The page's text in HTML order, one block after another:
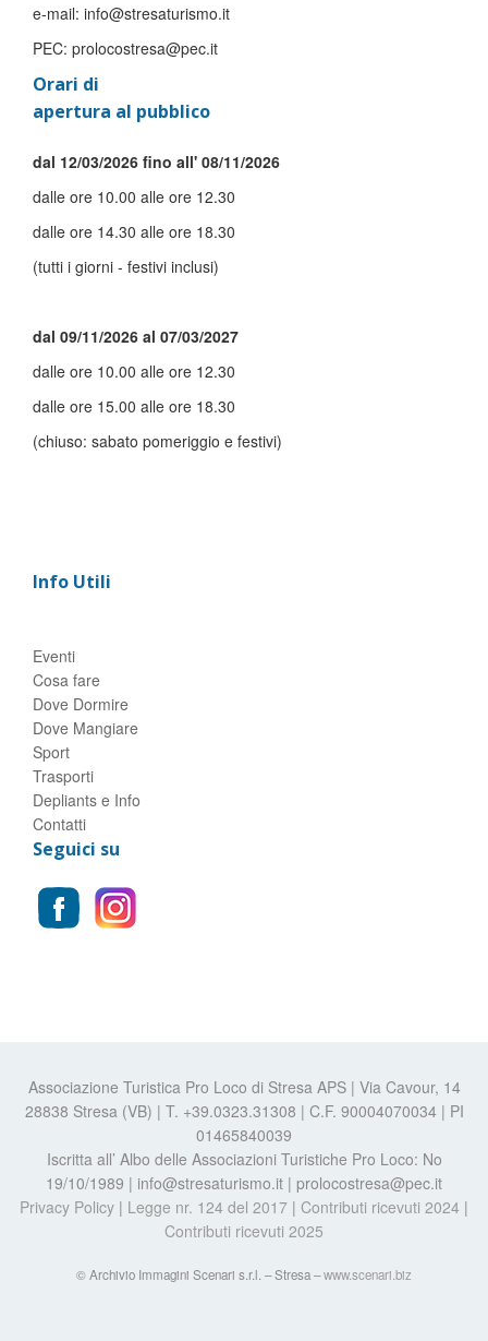
e-mail: info@stresaturismo.it
PEC: prolocostresa@pec.it
Orari di
apertura al pubblico
dal 12/03/2026 fino all' 08/11/2026
dalle ore 10.00 alle ore 12.30
dalle ore 14.30 alle ore 18.30
(tutti i giorni - festivi inclusi)
dal 09/11/2026 al 07/03/2027
dalle ore 10.00 alle ore 12.30
dalle ore 15.00 alle ore 18.30
(chiuso: sabato pomeriggio e festivi)
Info Utili
Eventi
Cosa fare
Dove Dormire
Dove Mangiare
Sport
Trasporti
Depliants e Info
Contatti
Seguici su
Associazione Turistica Pro Loco di Stresa APS | Via Cavour, 14
28838 Stresa (VB) | T. +39.0323.31308 | C.F. 90004070034 | PI
01465840039
Iscritta all’ Albo delle Associazioni Turistiche Pro Loco: No
19/10/1989 | info@stresaturismo.it | prolocostresa@pec.it
Privacy Policy | Legge nr. 124 del 2017 | Contributi ricevuti 2024 |
Contributi ricevuti 2025
© Archivio Immagini Scenari s.r.l. – Stresa –www.scenari.biz